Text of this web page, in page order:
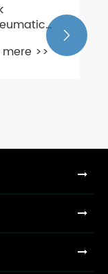
Day
mere >>
